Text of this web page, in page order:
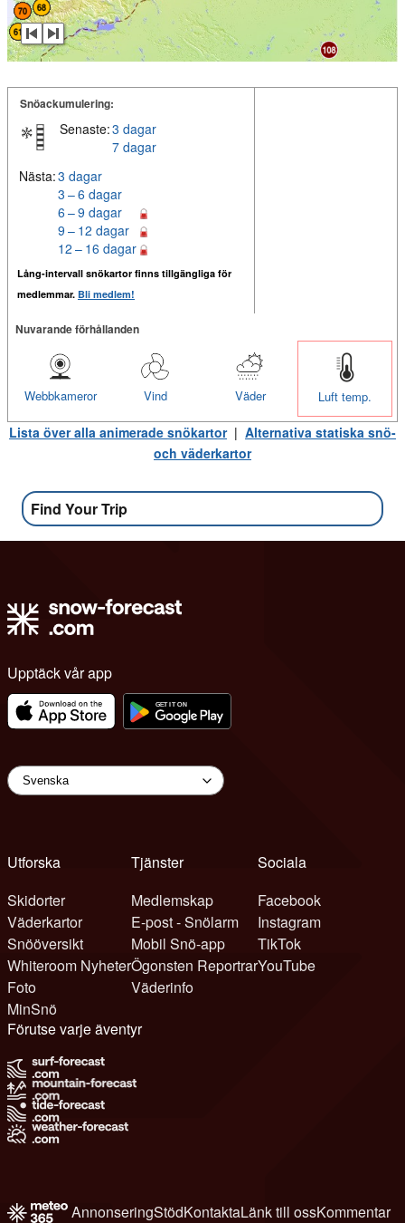
Snöackumulering:
Senaste:3 dagar
7 dagar
Nästa:3 dagar
3 – 6 dagar
6 – 9 dagar
9 – 12 dagar
12 – 16 dagar
Lång-intervall snökartor finns tillgängliga för
medlemmar. Bli medlem!
Nuvarande förhållanden
Luft temp.
Väder
Vind
Webbkameror
Lista över alla animerade snökartor| Alternativa statiska snö-
och väderkartor
Find Your Trip
Upptäck vår app
Utforska
Skidorter
Väderkartor
Snööversikt
Whiteroom Nyheter
Foto
MinSnö
Tjänster
Medlemskap
E-post - Snölarm
Mobil Snö-app
Ögonsten Reportrar
Väderinfo
Sociala
Facebook
Instagram
TikTok
YouTube
Förutse varje äventyr
AnnonseringStödKontaktaLänk till ossKommentar